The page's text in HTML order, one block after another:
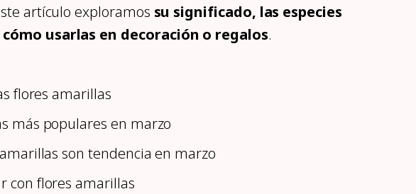
artículo exploramos su significado, las especies
usarlas en decoración o regalos.
flores amarillas
más populares en marzo
son tendencia en marzo
con flores amarillas